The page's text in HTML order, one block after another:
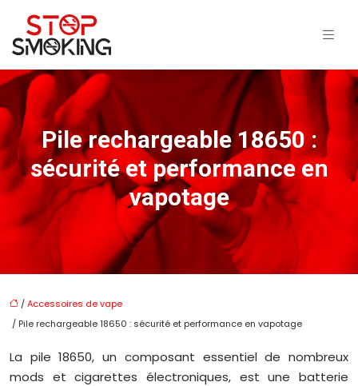
Pile rechargeable 18650 :
sécurité et performance en
vapotage
/Accessoires de vape
/ Pile rechargeable 18650 : sécurité et performance en vapotage
La pile 18650, un composant essentiel de nombreux
mods et cigarettes électroniques, est une batterie